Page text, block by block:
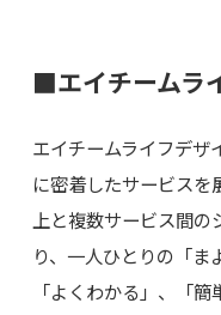
■エイチームラ
エイチームライフデザ
に密着したサービスを
上と複数サービス間
り、一人ひとりの「
「よくわかる」、「